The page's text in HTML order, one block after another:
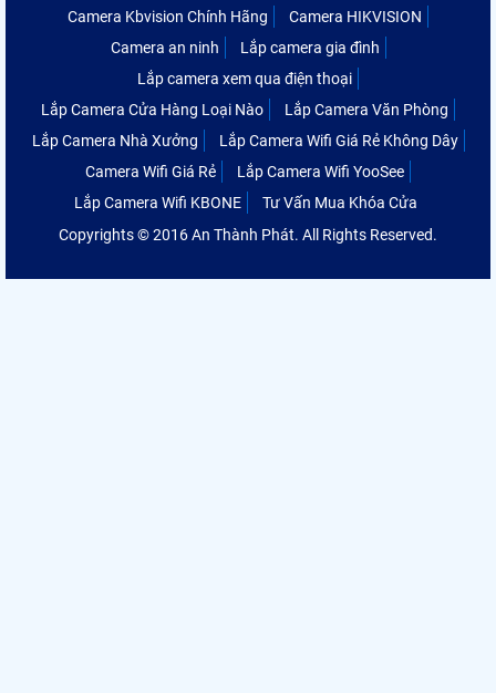
Camera Kbvision Chính Hãng
Camera HIKVISION
Camera an ninh
Lắp camera gia đình
Lắp camera xem qua điện thoại
Lắp Camera Cửa Hàng Loại Nào
Lắp Camera Văn Phòng
Lắp Camera Nhà Xưởng
Lắp Camera Wifi Giá Rẻ Không Dây
Camera Wifi Giá Rẻ
Lắp Camera Wifi YooSee
Lắp Camera Wifi KBONE
Tư Vấn Mua Khóa Cửa
Copyrights © 2016 An Thành Phát. All Rights Reserved.